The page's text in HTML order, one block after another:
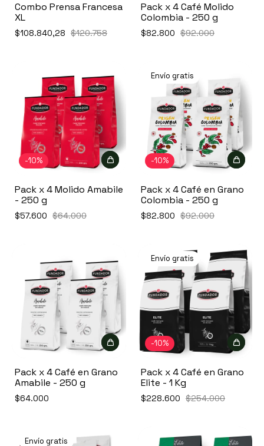
Combo Prensa Francesa
XL
$108.840,28 $120.758
Pack x 4 Café Molido
Colombia - 250 g
$82.800 $92.000
-10%
Pack x 4 Molido Amabile
- 250 g
$57.600 $64.000
-10%
Envío gratis
Pack x 4 Café en Grano
Colombia - 250 g
$82.800 $92.000
Pack x 4 Café en Grano
Amabile - 250 g
$64.000
-10%
Envío gratis
Pack x 4 Café en Grano
Elite - 1 Kg
$228.600 $254.000
Envío gratis